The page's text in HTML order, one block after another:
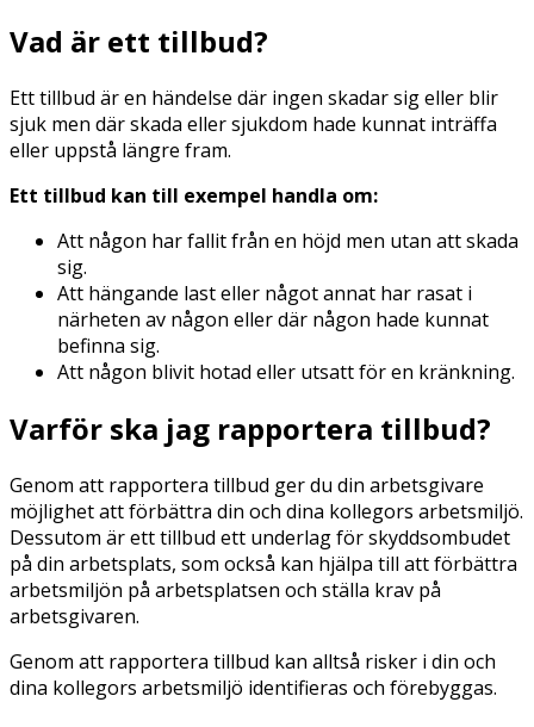
Vad är ett tillbud?
Ett tillbud är en händelse där ingen skadar sig eller blir
sjuk men där skada eller sjukdom hade kunnat inträffa
eller uppstå längre fram.
Ett tillbud kan till exempel handla om:
Att någon har fallit från en höjd men utan att skada
sig.
Att hängande last eller något annat har rasat i
närheten av någon eller där någon hade kunnat
befinna sig.
Att någon blivit hotad eller utsatt för en kränkning.
Varför ska jag rapportera tillbud?
Genom att rapportera tillbud ger du din arbetsgivare
möjlighet att förbättra din och dina kollegors arbetsmiljö.
Dessutom är ett tillbud ett underlag för skyddsombudet
på din arbetsplats, som också kan hjälpa till att förbättra
arbetsmiljön på arbetsplatsen och ställa krav på
arbetsgivaren.
Genom att rapportera tillbud kan alltså risker i din och
dina kollegors arbetsmiljö identifieras och förebyggas.